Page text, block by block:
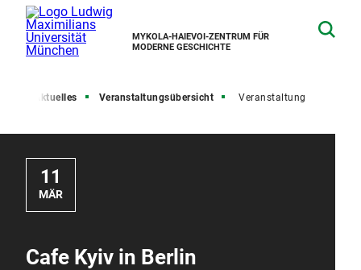
MYKOLA-HAIEVOI-ZENTRUM FÜR
MODERNE GESCHICHTE
Aktuelles Veranstaltungsübersicht Veranstaltung
11
MÄR
Cafe Kyiv in Berlin